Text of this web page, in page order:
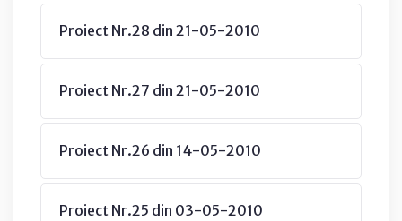
Proiect Nr.28 din 21-05-2010
Proiect Nr.27 din 21-05-2010
Proiect Nr.26 din 14-05-2010
Proiect Nr.25 din 03-05-2010